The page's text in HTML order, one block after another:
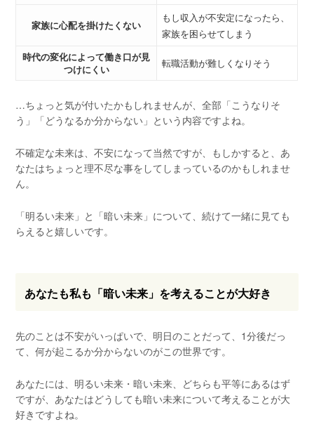
家族に心配を掛けたくない
もし収入が不安定になったら、
家族を困らせてしまう
時代の変化によって働き口が見
つけにくい
転職活動が難しくなりそう
…ちょっと気が付いたかもしれませんが、全部「こうなりそ
う」「どうなるか分からない」という内容ですよね。
不確定な未来は、不安になって当然ですが、もしかすると、あ
なたはちょっと理不尽な事をしてしまっているのかもしれませ
ん。
「明るい未来」と「暗い未来」について、続けて一緒に見ても
らえると嬉しいです。
あなたも私も「暗い未来」を考えることが大好き
先のことは不安がいっぱいで、明日のことだって、1分後だっ
て、何が起こるか分からないのがこの世界です。
あなたには、明るい未来・暗い未来、どちらも平等にあるはず
ですが、あなたはどうしても暗い未来について考えることが大
好きですよね。